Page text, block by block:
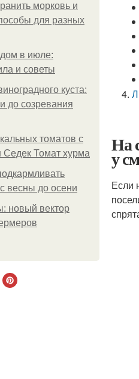
морковь и
для разных
в июле:
и советы
куста:
до созревания
томатов с
Томат хурма
весны до осени
новый вектор
На
у
Если